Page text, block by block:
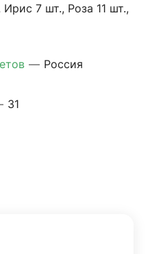
Ирис 7 шт., Роза 11 шт.,
— Россия
31